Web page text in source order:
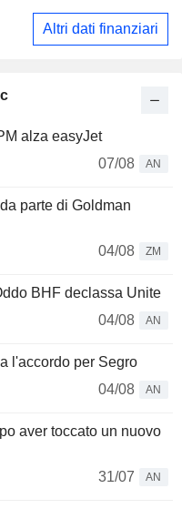
alza easyJet
07/08
AN
parte di Goldman
04/08
ZM
BHF declassa Unite
04/08
AN
l'accordo per Segro
04/08
AN
aver toccato un nuovo
31/07
AN
Altri dati finanziari